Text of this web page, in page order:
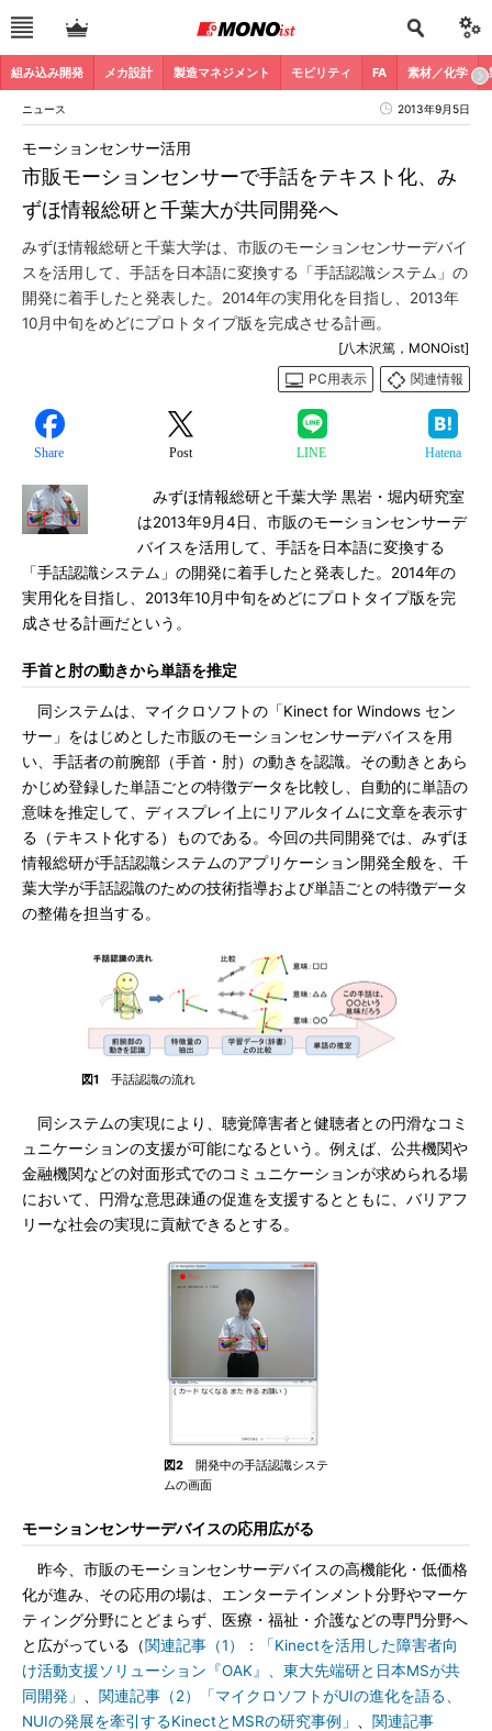
組み込み開発 メカ設計 製造マネジメント モビリティ FA 素材／化学
ニュース 2013年9月5日
市販モーションセンサーで手話をテキスト化、み
ずほ情報総研と千葉大が共同開発へ
モーションセンサー活用
みずほ情報総研と千葉大学は、市販のモーションセンサーデバイ
スを活用して、手話を日本語に変換する「手話認識システム」の
開発に着手したと発表した。2014年の実用化を目指し、2013年
10月中旬をめどにプロトタイプ版を完成させる計画。
[八木沢篤，MONOist]
PC用表示
関連情報
Share Post LINE Hatena
みずほ情報総研と千葉大学 黒岩・堀内研究室
は2013年9月4日、市販のモーションセンサーデ
バイスを活用して、手話を日本語に変換する
「手話認識システム」の開発に着手したと発表した。2014年の
実用化を目指し、2013年10月中旬をめどにプロトタイプ版を完
成させる計画だという。
手首と肘の動きから単語を推定
同システムは、マイクロソフトの「Kinect for Windows セン
サー」をはじめとした市販のモーションセンサーデバイスを用
い、手話者の前腕部（手首・肘）の動きを認識。その動きとあら
かじめ登録した単語ごとの特徴データを比較し、自動的に単語の
意味を推定して、ディスプレイ上にリアルタイムに文章を表示す
る（テキスト化する）ものである。今回の共同開発では、みずほ
情報総研が手話認識システムのアプリケーション開発全般を、千
葉大学が手話認識のための技術指導および単語ごとの特徴データ
の整備を担当する。
図1 手話認識の流れ
同システムの実現により、聴覚障害者と健聴者との円滑なコミ
ュニケーションの支援が可能になるという。例えば、公共機関や
金融機関などの対面形式でのコミュニケーションが求められる場
において、円滑な意思疎通の促進を支援するとともに、バリアフ
リーな社会の実現に貢献できるとする。
図2 開発中の手話認識システ
ムの画面
モーションセンサーデバイスの応用広がる
昨今、市販のモーションセンサーデバイスの高機能化・低価格
化が進み、その応用の場は、エンターテインメント分野やマーケ
ティング分野にとどまらず、医療・福祉・介護などの専門分野へ
と広がっている（関連記事（1）：「Kinectを活用した障害者向
け活動支援ソリューション『OAK』、東大先端研と日本MSが共
同開発」
関連記事（2）「マイクロソフトがUIの進化を語る、
NUIの発展を牽引するKinectとMSRの研究事例」
関連記事